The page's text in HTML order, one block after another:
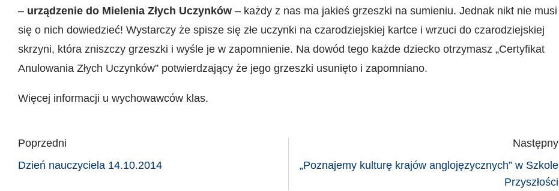
– urządzenie do Mielenia Złych Uczynków – każdy z nas ma jakieś grzeszki na sumieniu. Jednak nikt nie musi
się o nich dowiedzieć! Wystarczy że spisze się złe uczynki na czarodziejskiej kartce i wrzuci do czarodziejskiej
skrzyni, która zniszczy grzeszki i wyśle je w zapomnienie. Na dowód tego każde dziecko otrzymasz „Certyfikat
Anulowania Złych Uczynków” potwierdzający że jego grzeszki usunięto i zapomniano.
Więcej informacji u wychowawców klas.
Poprzedni
Dzień nauczyciela 14.10.2014
Następny
„Poznajemy kulturę krajów anglojęzycznych” w Szkole
Przyszłości